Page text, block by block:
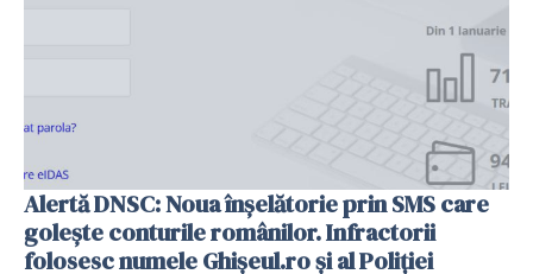
Alertă DNSC: Noua înșelătorie prin SMS care
golește conturile românilor. Infractorii
folosesc numele Ghișeul.ro și al Poliției